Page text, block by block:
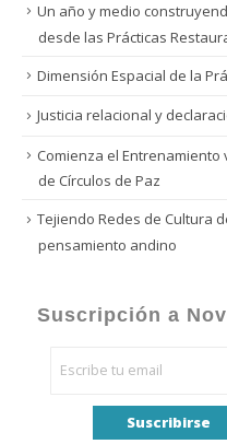
Un año y medio
desde las Prácticas
Dimensión Espacial de la
Justicia relacional y
Comienza el
de Círculos de Paz
Tejiendo Redes de Cultura
pensamiento andino
Suscripción a